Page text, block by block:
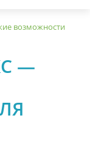
возможности
—